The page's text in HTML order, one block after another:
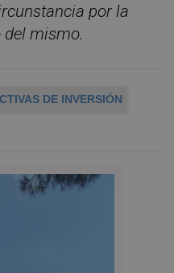
por la
mismo.
DE INVERSIÓN